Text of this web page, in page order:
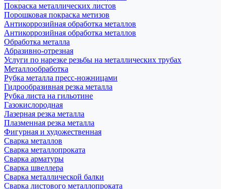
Покраска металлических листов
Порошковая покраска метизов
Антикоррозийная обработка металлов
Антикоррозийная обработка металлов
Обработка металла
Абразивно-отрезная
Услуги по нарезке резьбы на металлических трубах
Металлообработка
Рубка металла пресс-ножницами
Гидрообразивная резка металла
Рубка листа на гильотине
Газокислородная
Лазерная резка металла
Плазменная резка металла
Фигурная и художественная
Сварка металлов
Сварка металлопроката
Сварка арматуры
Сварка швеллера
Сварка металлической балки
Сварка листового металлопроката